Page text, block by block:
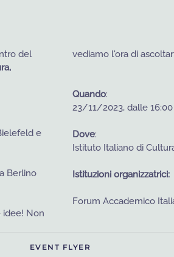
del
e
Berlino
idee! Non
vediamo l'ora di
Quando:
23/11/2023, dalle
Dove:
Istituto Italiano di
Istituzioni organizzatrici:
Forum Accademico
EVENT FLYER